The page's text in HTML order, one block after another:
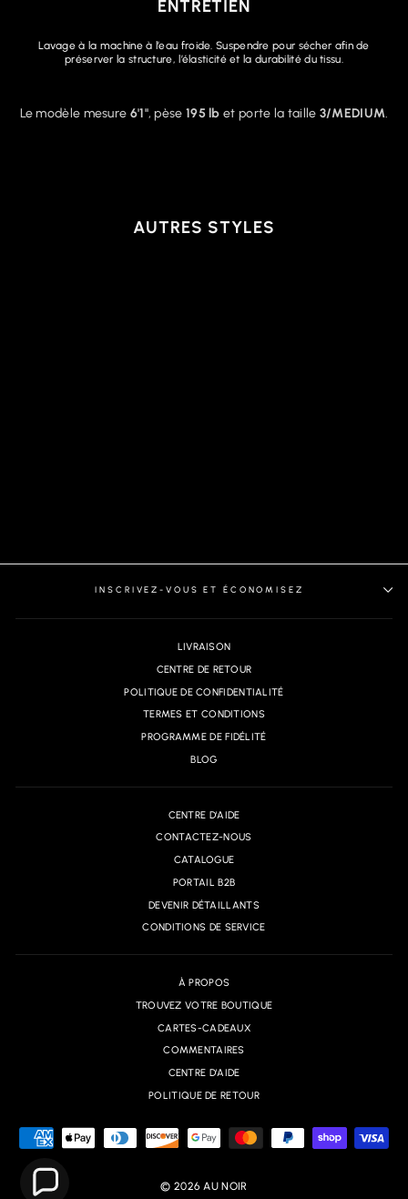
ENTRETIEN
Lavage à la machine à l’eau froide. Suspendre pour sécher afin de
préserver la structure, l’élasticité et la durabilité du tissu.
Le modèle mesure 6'1", pèse 195 lb et porte la taille 3/MEDIUM.
AUTRES STYLES
INSCRIVEZ-VOUS ET ÉCONOMISEZ
LIVRAISON
CENTRE DE RETOUR
POLITIQUE DE CONFIDENTIALITÉ
TERMES ET CONDITIONS
PROGRAMME DE FIDÉLITÉ
BLOG
CENTRE D'AIDE
CONTACTEZ-NOUS
CATALOGUE
PORTAIL B2B
DEVENIR DÉTAILLANTS
CONDITIONS DE SERVICE
À PROPOS
TROUVEZ VOTRE BOUTIQUE
CARTES-CADEAUX
COMMENTAIRES
CENTRE D'AIDE
POLITIQUE DE RETOUR
© 2026 AU NOIR